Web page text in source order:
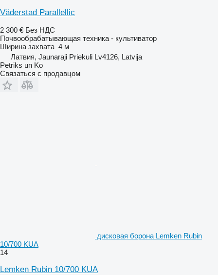
Väderstad Parallellic
2 300 € Без НДС
Почвообрабатывающая техника - культиватор
Ширина захвата 4 м
Латвия, Jaunaraji Priekuli Lv4126, Latvija
Petriks un Ko
Связаться с продавцом
дисковая борона Lemken Rubin
10/700 KUA
14
Lemken Rubin 10/700 KUA